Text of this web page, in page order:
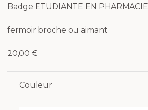
Badge ETUDIANTE EN PHARMACIE
fermoir broche ou aimant
20,00 €
Couleur